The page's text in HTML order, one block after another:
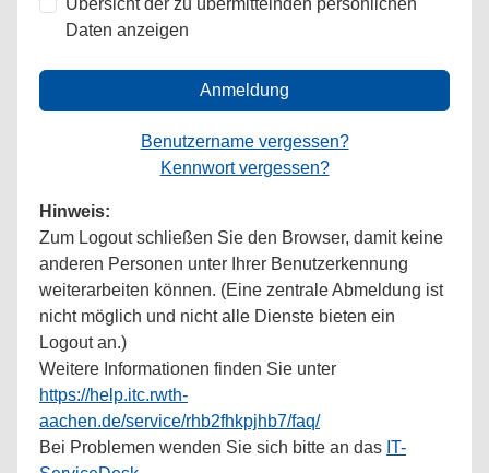
Übersicht der zu übermittelnden persönlichen
Daten anzeigen
Anmeldung
Benutzername vergessen?
Kennwort vergessen?
Hinweis:
Zum Logout schließen Sie den Browser, damit keine
anderen Personen unter Ihrer Benutzerkennung
weiterarbeiten können. (Eine zentrale Abmeldung ist
nicht möglich und nicht alle Dienste bieten ein
Logout an.)
Weitere Informationen finden Sie unter
https://help.itc.rwth-
aachen.de/service/rhb2fhkpjhb7/faq/
Bei Problemen wenden Sie sich bitte an das IT-